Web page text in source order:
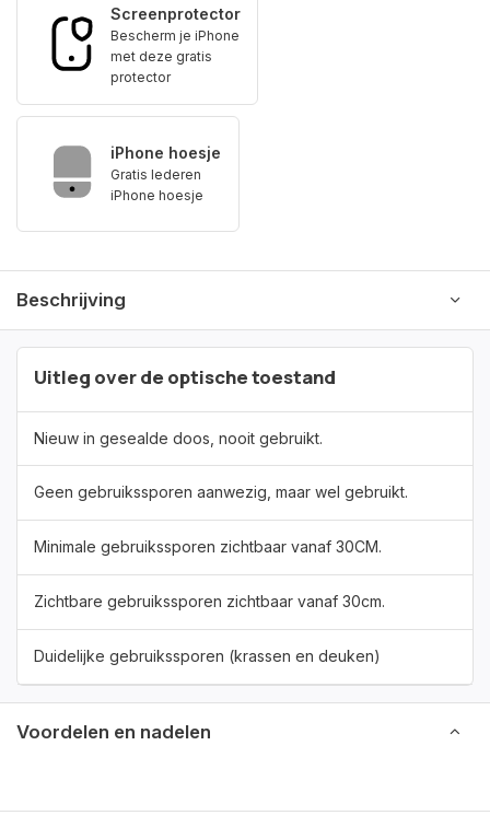
Screenprotector
Bescherm je iPhone
met deze gratis
protector
iPhone hoesje
Gratis lederen
iPhone hoesje
Beschrijving
Uitleg over de optische toestand
Nieuw in gesealde doos, nooit gebruikt.
Geen gebruikssporen aanwezig, maar wel gebruikt.
Minimale gebruikssporen zichtbaar vanaf 30CM.
Zichtbare gebruikssporen zichtbaar vanaf 30cm.
Duidelijke gebruikssporen (krassen en deuken)
Voordelen en nadelen